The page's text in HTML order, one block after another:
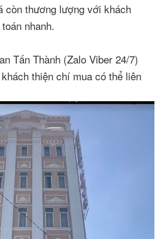
còn thương lượng với khách
nhanh.
Tấn Thành (Zalo Viber 24/7)
thiện chí mua có thể liên